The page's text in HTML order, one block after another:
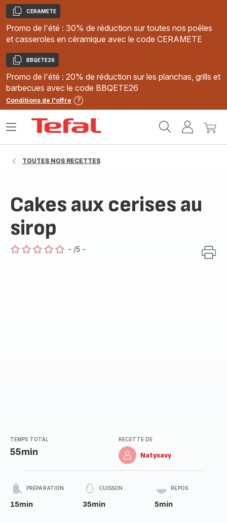
Copier
CERAMETE
Promo de l'été : 30% de réduction sur toutes nos poêles
et casseroles en céramique avec le code CERAMETE
Copier
BBQETE26
Promo de l'été : 20% de réduction sur les planchas, grills et
barbecues avec le code BBQETE26
Conditions de l'offre
MonMon
Ouvrir
TOUTES NOS RECETTES
Cakes aux cerises au
sirop
- /5 -
TEMPS TOTAL
55min
RECETTE DE
Natyxavy
PRÉPARATION
15min
CUISSON
35min
REPOS
5min